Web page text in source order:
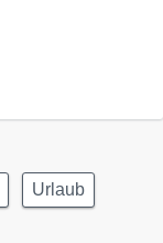
Urlaub